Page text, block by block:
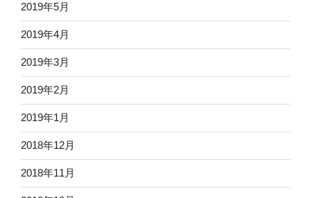
2019年5月
2019年4月
2019年3月
2019年2月
2019年1月
2018年12月
2018年11月